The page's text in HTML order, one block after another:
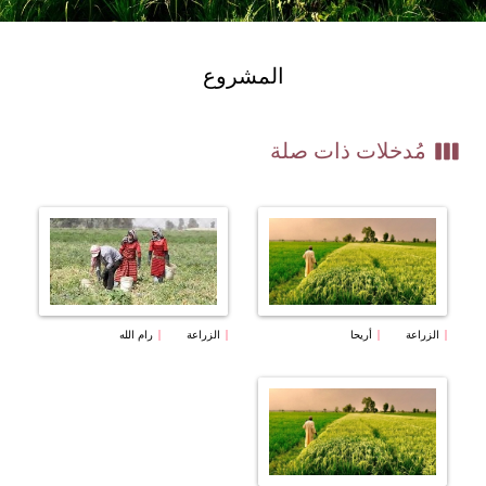
المشروع
view_week مُدخلات ذات صلة
الزراعة أريحا الزراعة رام الله